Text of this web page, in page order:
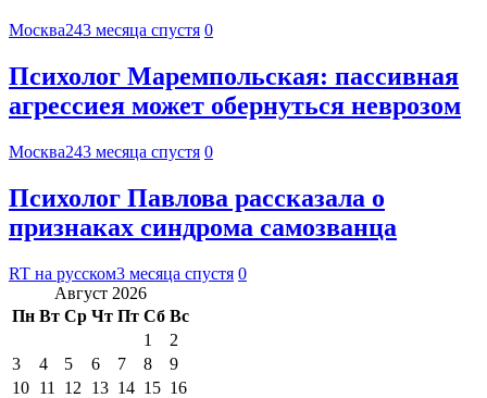
Москва243 месяца спустя 0
Психолог Маремпольская: пассивная
агрессиея может обернуться неврозом
Москва243 месяца спустя 0
Психолог Павлова рассказала о
признаках синдрома самозванца
RT на русском3 месяца спустя 0
Август 2026
Пн Вт Ср Чт Пт Сб Вс
1
2
3
4 5 6 7 8
9
10 11 12 13 14 15 16